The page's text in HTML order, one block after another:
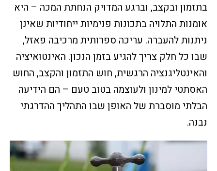
בתזמון ובקצב, וברגע המדויק הנחתת המכה – היא
אומנות התלויה בתכונות פנימיות ייחודיות שאינן
ניתנות להעברה. עריכה ספרותית מרכיבה פאזל,
שבו כל חלק צריך להגיע בזמן הנכון. האינטואיציה
והאינטליגנציה הרגשית, חוש התזמון והקצב, החוש
האסתטי למינון ולעוצמה בטוב טעם – הם הידיעה
הבלתי מוסברת של האופן שבו התהליך ההדרגתי
נבנה.